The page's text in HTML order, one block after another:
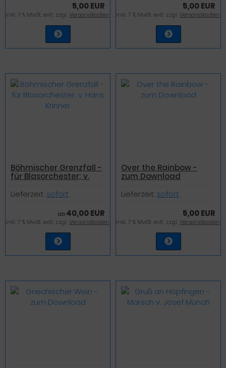
5,00 EUR
inkl. 7 % MwSt. evtl. zzgl. Versandkosten
5,00 EUR
inkl. 7 % MwSt. evtl. zzgl. Versandkosten
Böhmischer Grenzfall -
für Blasorchester; v.
Lieferzeit: sofort
ab 40,00 EUR
inkl. 7 % MwSt. evtl. zzgl. Versandkosten
Over the Rainbow -
zum Download
Lieferzeit: sofort
5,00 EUR
inkl. 7 % MwSt. evtl. zzgl. Versandkosten